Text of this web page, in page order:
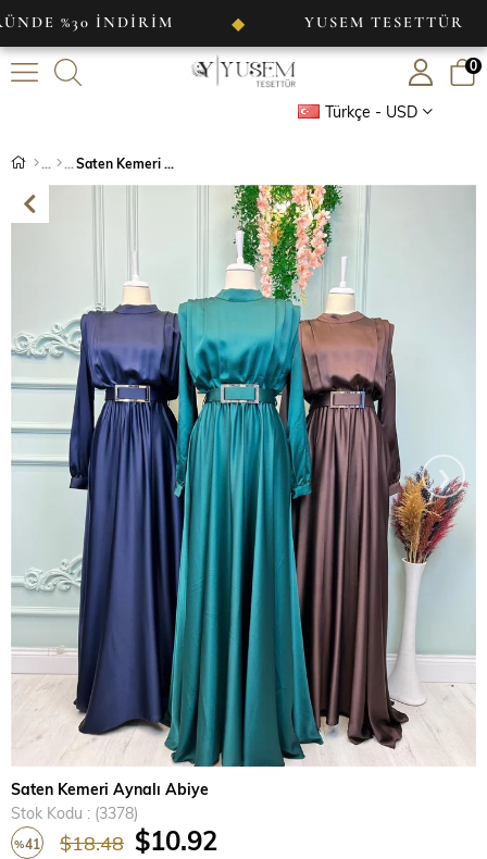
İNDİRİM ◆ YUSEM TESETTÜR ◆
Türkçe - USD
0
Saten Kemeri Aynalı Abiye
›
Saten Kemeri Aynalı Abiye
Stok Kodu
(3378)
%41 $18.48 $10.92